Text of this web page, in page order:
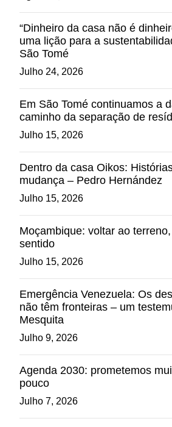
“Dinheiro da casa não é
uma lição para a
São Tomé
Julho 24, 2026
Em São Tomé continuamos a
caminho da separação de
Julho 15, 2026
Dentro da casa Oikos:
mudança – Pedro Hernández
Julho 15, 2026
Moçambique: voltar ao
sentido
Julho 15, 2026
Emergência Venezuela: Os
não têm fronteiras – um
Mesquita
Julho 9, 2026
Agenda 2030: prometemos
pouco
Julho 7, 2026